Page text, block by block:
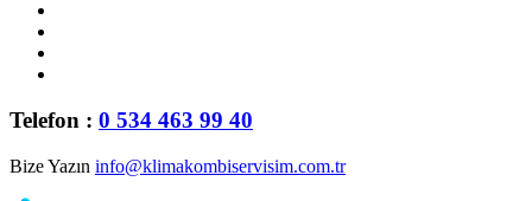
Telefon : 0 534 463 99 40
Bize Yazın info@klimakombiservisim.com.tr